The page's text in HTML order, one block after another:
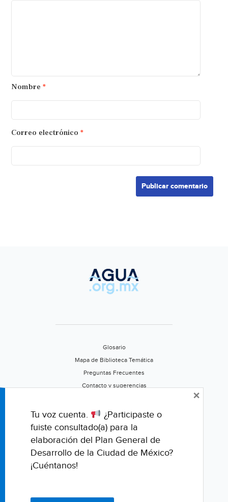
Nombre *
Correo electrónico *
Glosario
Mapa de Biblioteca Temática
Preguntas Frecuentes
Contacto y sugerencias
Califica este portal
Tu voz cuenta.
¿Participaste o
fuiste consultado(a) para la
elaboración del Plan General de
Desarrollo de la Ciudad de México?
¡Cuéntanos!
×